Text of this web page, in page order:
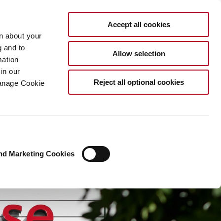
about your
and to
our
Cookie
Marketing Cookies
Accept all cookies
Allow selection
Reject all optional cookies
DE